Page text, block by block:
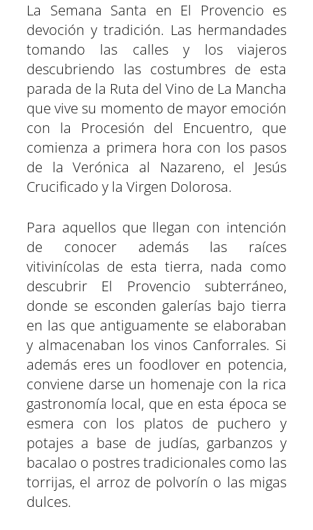
La Semana Santa en El Provencio es
devoción y tradición. Las hermandades
tomando las calles y los viajeros
descubriendo las costumbres de esta
parada de la Ruta del Vino de La Mancha
que vive su momento de mayor emoción
con la Procesión del Encuentro, que
comienza a primera hora con los pasos
de la Verónica al Nazareno, el Jesús
Crucificado y la Virgen Dolorosa.
Para aquellos que llegan con intención
de conocer además las raíces
vitivinícolas de esta tierra, nada como
descubrir El Provencio subterráneo,
donde se esconden galerías bajo tierra
en las que antiguamente se elaboraban
y almacenaban los vinos Canforrales. Si
además eres un foodlover en potencia,
conviene darse un homenaje con la rica
gastronomía local, que en esta época se
esmera con los platos de puchero y
potajes a base de judías, garbanzos y
bacalao o postres tradicionales como las
torrijas, el arroz de polvorín o las migas
dulces.